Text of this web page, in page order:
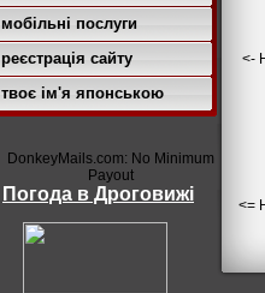
мобільні послуги
реєстрація сайту
твоє ім'я японською
Погода в Дроговижі
<-
<=